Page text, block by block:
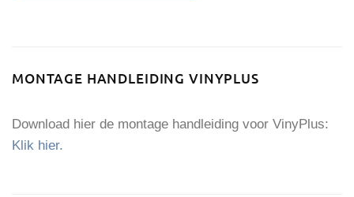
MONTAGE HANDLEIDING VINYPLUS
Download hier de montage handleiding voor VinyPlus:
Klik hier.